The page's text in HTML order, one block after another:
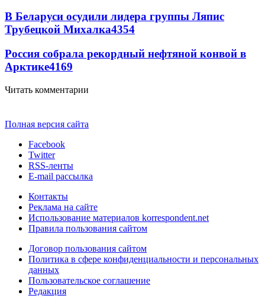
В Беларуси осудили лидера группы Ляпис
Трубецкой Михалка4354
Россия собрала рекордный нефтяной конвой в
Арктике4169
Читать комментарии
Полная версия сайта
Facebook
Twitter
RSS-ленты
E-mail рассылка
Контакты
Реклама на сайте
Использование материалов korrespondent.net
Правила пользования сайтом
Договор пользования сайтом
Политика в сфере конфиденциальности и персональных
данных
Пользовательское соглашение
Редакция